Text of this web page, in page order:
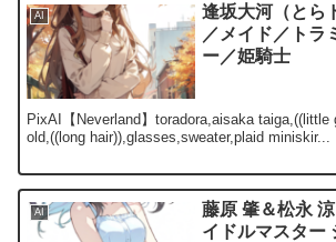
AI
逢坂大河（とら
／メイド／トラ
ー／姫騎士
PixAI【Neverland】toradora,aisaka taiga,((little
old,((long hair)),glasses,sweater,plaid miniskir...
AI
藤原 肇＆松永
イドルマスター